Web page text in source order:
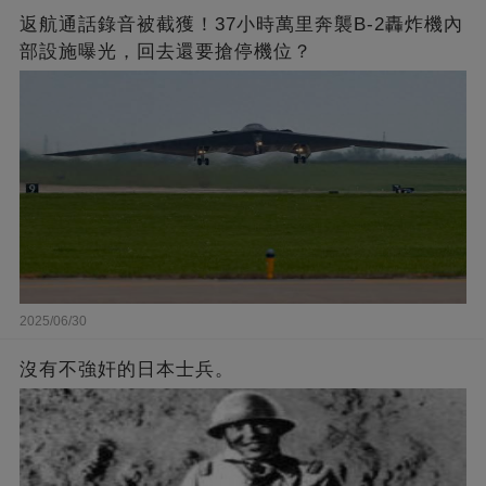
返航通話錄音被截獲！37小時萬里奔襲B-2轟炸機內
部設施曝光，回去還要搶停機位？
2025/06/30
沒有不強奸的日本士兵。